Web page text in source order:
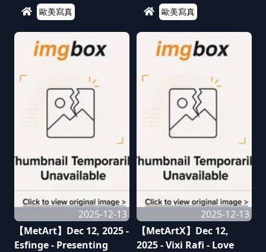
歐美寫真 歐美寫真
2025-12-13
【MetArt】Dec 12, 2025 -
Esfinge - Presenting
2025-12-13
【MetArtX】Dec 12,
2025 - Vixi Rafi - Love